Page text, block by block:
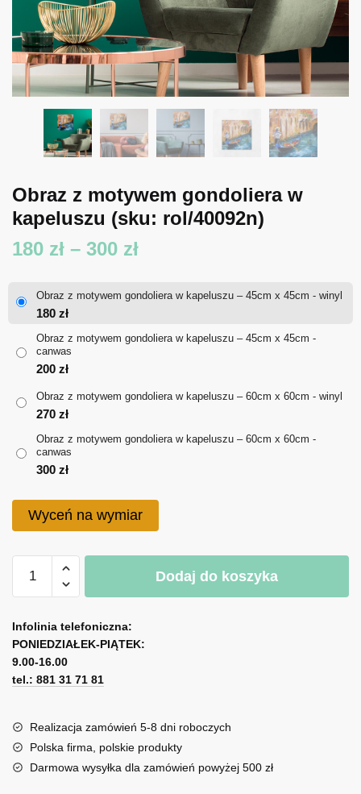
Obraz z motywem gondoliera w
kapeluszu (sku: rol/40092n)
180 zł – 300 złZakres
180 zł
300 zł
Obraz z motywem gondoliera w kapeluszu – 45cm x 45cm - winyl
180 zł
Obraz z motywem gondoliera w kapeluszu – 45cm x 45cm -
canwas
200 zł
Obraz z motywem gondoliera w kapeluszu – 60cm x 60cm - winyl
270 zł
Obraz z motywem gondoliera w kapeluszu – 60cm x 60cm -
canwas
300 zł
Wyceń na wymiar
Obraz
motywem
gondoliera
w
kapeluszu
Dodaj do koszyka
l
t
e
r
a
t
i
Infolinia telefoniczna:
PONIEDZIAŁEK-PIĄTEK:
9.00-16.00
tel.: 881 31 71 81
Realizacja zamówień 5-8 dni roboczych
Polska firma, polskie produkty
Darmowa wysyłka dla zamówień powyżej 500 zł